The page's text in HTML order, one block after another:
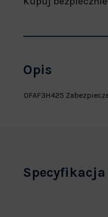
Opis
OFAF3H425
Specyfikacja